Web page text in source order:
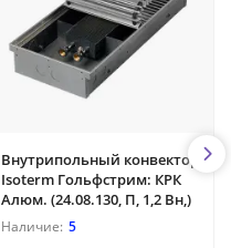
Внутрипольный конвектор
Isoterm Гольфстрим: КРК
Алюм. (24.08.130, П, 1,2 Вн,)
5